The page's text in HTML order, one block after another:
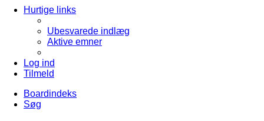
Hurtige links
Ubesvarede indlæg
Aktive emner
Log ind
Tilmeld
Boardindeks
Søg